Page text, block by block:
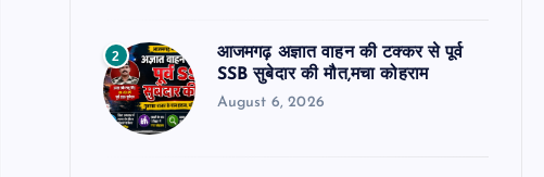
2
आजमगढ़ अज्ञात वाहन की टक्कर से पूर्व
SSB सुबेदार की मौत,मचा कोहराम
August 6, 2026